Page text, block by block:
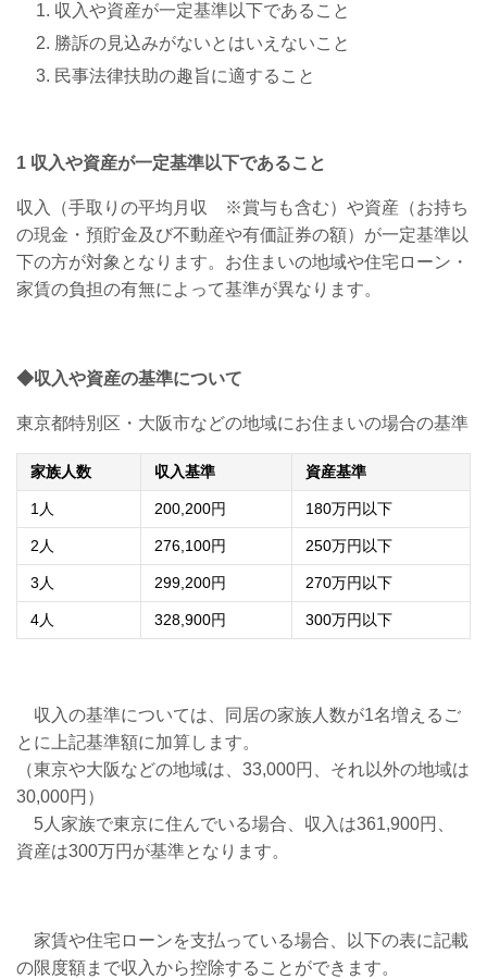
収入や資産が一定基準以下であること
勝訴の見込みがないとはいえないこと
民事法律扶助の趣旨に適すること
1 収入や資産が一定基準以下であること
収入（手取りの平均月収 ※賞与も含む）や資産（お持ち
の現金・預貯金及び不動産や有価証券の額）が一定基準以
下の方が対象となります。お住まいの地域や住宅ローン・
家賃の負担の有無によって基準が異なります。
◆収入や資産の基準について
東京都特別区・大阪市などの地域にお住まいの場合の基準
家族人数 収入基準 資産基準
1人 200,200円 180万円以下
2人 276,100円 250万円以下
3人 299,200円 270万円以下
4人 328,900円 300万円以下
収入の基準については、同居の家族人数が1名増えるご
とに上記基準額に加算します。
（東京や大阪などの地域は、 33,000円、それ以外の地域は
30,000円）
5人家族で東京に住んでいる場合、収入は361,900円、
資産は300万円が基準となります。
家賃や住宅ローンを支払っている場合、以下の表に記載
の限度額まで収入から控除することができます。